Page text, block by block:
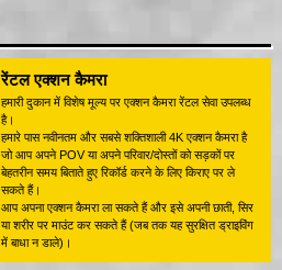
रेंटल एक्शन कैमरा
हमारी दुकान में विशेष मूल्य पर एक्शन कैमरा रेंटल सेवा उपलब्ध
है।
हमारे पास नवीनतम और सबसे शक्तिशाली 4K एक्शन कैमरा है
जो आप अपने POV या अपने परिवार/दोस्तों को सड़कों पर
बेहतरीन समय बिताते हुए रिकॉर्ड करने के लिए किराए पर ले
सकते हैं।
आप अपना एक्शन कैमरा ला सकते हैं और इसे अपनी छाती, सिर
या शरीर पर माउंट कर सकते हैं (जब तक यह सुरक्षित ड्राइविंग
में बाधा न डाले)।